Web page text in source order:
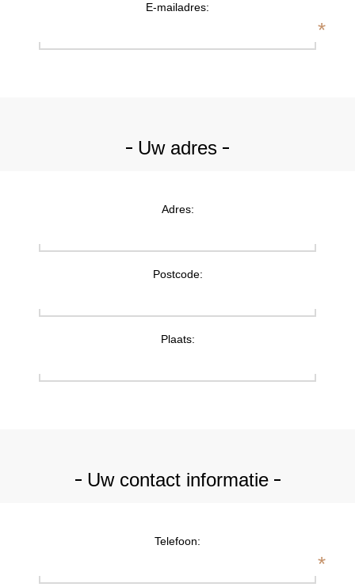
E-mailadres:
*
Uw adres
Adres:
Postcode:
Plaats:
Uw contact informatie
Telefoon:
*